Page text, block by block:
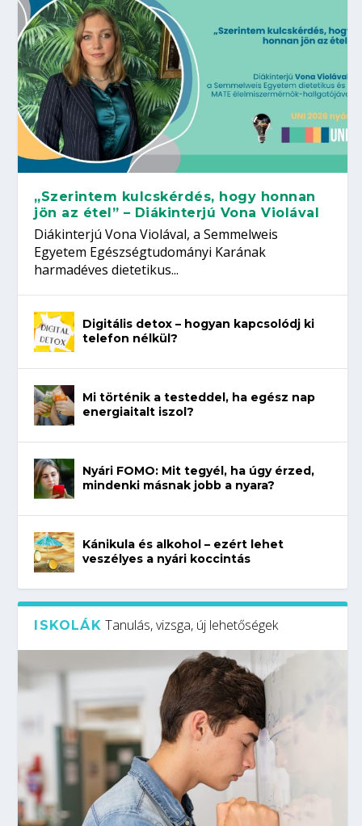
„Szerintem kulcskérdés, hogy honnan
jön az étel” – Diákinterjú Vona Violával
Diákinterjú Vona Violával, a Semmelweis
Egyetem Egészségtudományi Karának
harmadéves dietetikus...
Digitális detox – hogyan kapcsolódj ki
telefon nélkül?
Mi történik a testeddel, ha egész nap
energiaitalt iszol?
Nyári FOMO: Mit tegyél, ha úgy érzed,
mindenki másnak jobb a nyara?
Kánikula és alkohol – ezért lehet
veszélyes a nyári koccintás
ISKOLÁK Tanulás, vizsga, új lehetőségek